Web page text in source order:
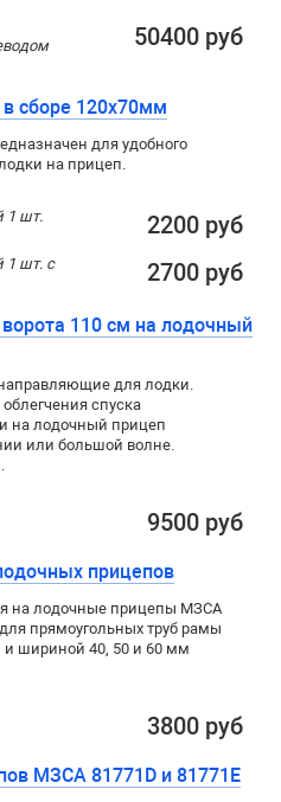
50400 руб
в сборе 120x70мм
для удобного
на прицеп.
1 шт.
2200 руб
1 шт. с
2700 руб
110 см на лодочный
для лодки.
спуска
на лодочный прицеп
или большой волне.
9500 руб
прицепов
на лодочные прицепы МЗСА
прямоугольных труб рамы
и шириной 40, 50 и 60 мм
3800 руб
МЗСА 81771D и 81771Е